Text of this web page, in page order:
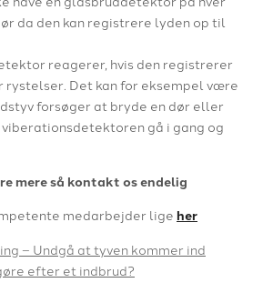
da den kan registrere lyden op til
reagerer, hvis den registrerer
Det kan for eksempel være
forsøger at bryde en dør eller
viberationsdetektoren gå i gang og
mere så kontakt os endelig
medarbejder lige her
– Undgå at tyven kommer ind
efter et indbrud?